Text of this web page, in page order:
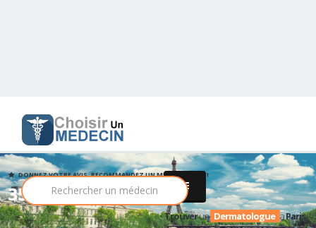
352 Dermatologue
DONNEZ VOTRE AVIS, RECOMMANDEZ UN MEDECIN PARMI
Trouverun Dermatologue aParis